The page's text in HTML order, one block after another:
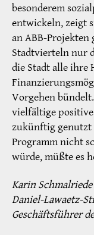
besonderem
entwickeln, zeigt
an ABB-
Stadtvierteln nur
die Stadt alle ihre
Vorgehen
vielfältige
zukünftig genutzt
Programm nicht
würde, müßte es
Karin
Daniel-Lawaetz-
Geschäftsführer